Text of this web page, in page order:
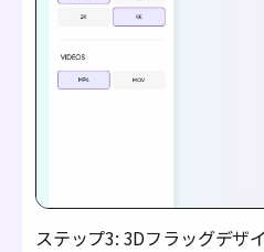
ステップ3: 3Dフラッグデザ